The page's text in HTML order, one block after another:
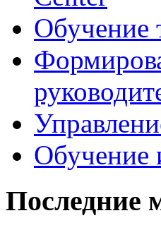
Обучение
Обучение
Последние